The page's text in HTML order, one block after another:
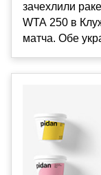
зачехлили
WTA 250 в
матча. Обе